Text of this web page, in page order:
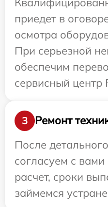
приедет в
осмотра
При серьезной
обеспечим
сервисный центр
3
Ремонт
После
согласуем с
расчет, сроки
займемся